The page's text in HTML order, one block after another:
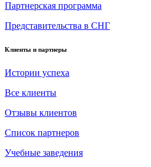
Партнерская программа
Представительства в СНГ
Клиенты и партнеры
Истории успеха
Все клиенты
Отзывы клиентов
Список партнеров
Учебные заведения